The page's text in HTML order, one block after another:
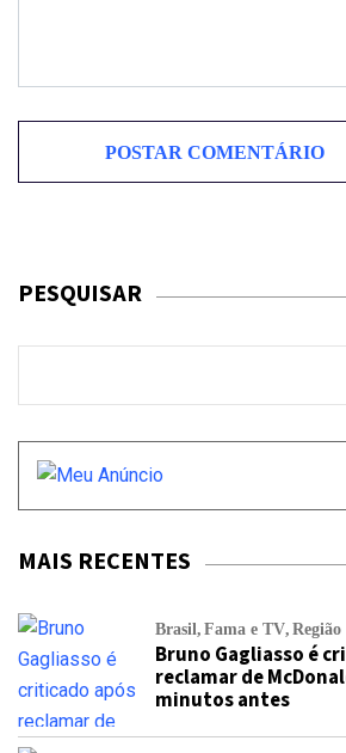
PESQUISAR
MAIS RECENTES
Brasil Fama e TV Região
Bruno Gagliasso é
reclamar de
minutos antes